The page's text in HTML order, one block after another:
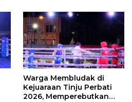
Warga Membludak di
Kejuaraan Tinju Perbati
2026, Memperebutkan